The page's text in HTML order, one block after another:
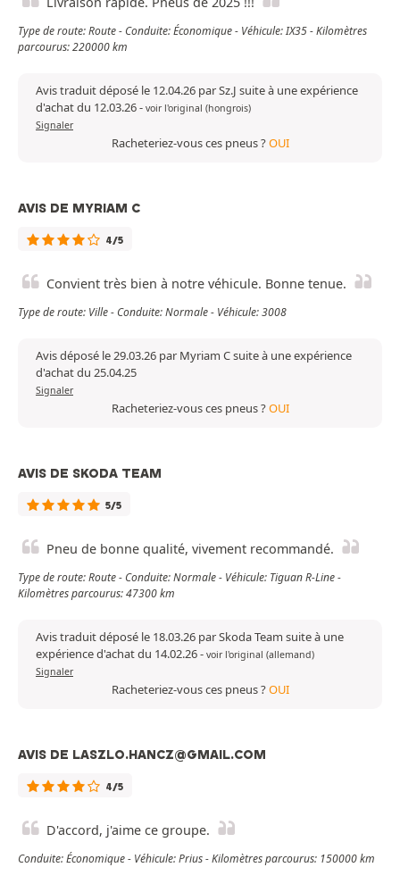
Type de route: Route - Conduite: Économique - Véhicule: IX35 - Kilomètres
parcourus: 220000 km
Avis traduit déposé le 12.04.26 par Sz.J suite à une expérience
d'achat du 12.03.26- voir l'original (hongrois)
Signaler
Racheteriez-vous ces pneus ?OUI
AVIS DE MYRIAM C
4/5
Convient très bien à notre véhicule. Bonne tenue.
Type de route: Ville - Conduite: Normale - Véhicule: 3008
Avis déposé le 29.03.26 par Myriam C suite à une expérience
d'achat du 25.04.25
Signaler
Racheteriez-vous ces pneus ?OUI
AVIS DE SKODA TEAM
5/5
Pneu de bonne qualité, vivement recommandé.
Type de route: Route - Conduite: Normale - Véhicule: Tiguan R-Line -
Kilomètres parcourus: 47300 km
Avis traduit déposé le 18.03.26 par Skoda Team suite à une
expérience d'achat du 14.02.26- voir l'original (allemand)
Signaler
Racheteriez-vous ces pneus ?OUI
AVIS DE LASZLO.HANCZ@GMAIL.COM
4/5
D'accord, j'aime ce groupe.
Conduite: Économique - Véhicule: Prius - Kilomètres parcourus: 150000 km